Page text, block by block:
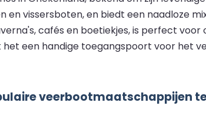
en vissersboten, en biedt een naadloze
cafés en boetiekjes, is perfect
een handige toegangspoort voor het
veerbootmaatschappijen